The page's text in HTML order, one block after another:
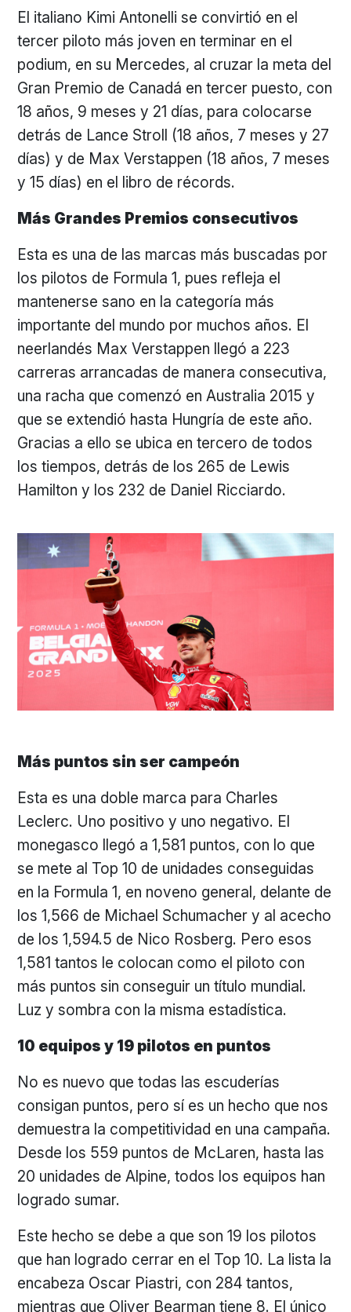
El italiano Kimi Antonelli se convirtió en el
tercer piloto más joven en terminar en el
podium, en su Mercedes, al cruzar la meta del
Gran Premio de Canadá en tercer puesto, con
18 años, 9 meses y 21 días, para colocarse
detrás de Lance Stroll (18 años, 7 meses y 27
días) y de Max Verstappen (18 años, 7 meses
y 15 días) en el libro de récords.
Más Grandes Premios consecutivos
Esta es una de las marcas más buscadas por
los pilotos de Formula 1, pues refleja el
mantenerse sano en la categoría más
importante del mundo por muchos años. El
neerlandés Max Verstappen llegó a 223
carreras arrancadas de manera consecutiva,
una racha que comenzó en Australia 2015 y
que se extendió hasta Hungría de este año.
Gracias a ello se ubica en tercero de todos
los tiempos, detrás de los 265 de Lewis
Hamilton y los 232 de Daniel Ricciardo.
Más puntos sin ser campeón
Esta es una doble marca para Charles
Leclerc. Uno positivo y uno negativo. El
monegasco llegó a 1,581 puntos, con lo que
se mete al Top 10 de unidades conseguidas
en la Formula 1, en noveno general, delante de
los 1,566 de Michael Schumacher y al acecho
de los 1,594.5 de Nico Rosberg. Pero esos
1,581 tantos le colocan como el piloto con
más puntos sin conseguir un título mundial.
Luz y sombra con la misma estadística.
10 equipos y 19 pilotos en puntos
No es nuevo que todas las escuderías
consigan puntos, pero sí es un hecho que nos
demuestra la competitividad en una campaña.
Desde los 559 puntos de McLaren, hasta las
20 unidades de Alpine, todos los equipos han
logrado sumar.
Este hecho se debe a que son 19 los pilotos
que han logrado cerrar en el Top 10. La lista la
encabeza Oscar Piastri, con 284 tantos,
mientras que Oliver Bearman tiene 8. El único